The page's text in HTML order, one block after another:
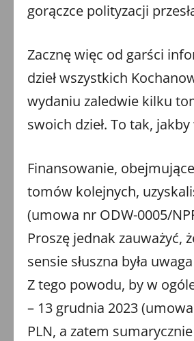
gorączce polityzacji
Zacznę więc od garści
dzieł wszystkich
wydaniu zaledwie kilku
swoich dzieł. To tak,
Finansowanie,
tomów kolejnych,
(umowa nr ODW-0005/
Proszę jednak zauważyć,
sensie słuszna była
Z tego powodu, by w
– 13 grudnia 2023
PLN, a zatem